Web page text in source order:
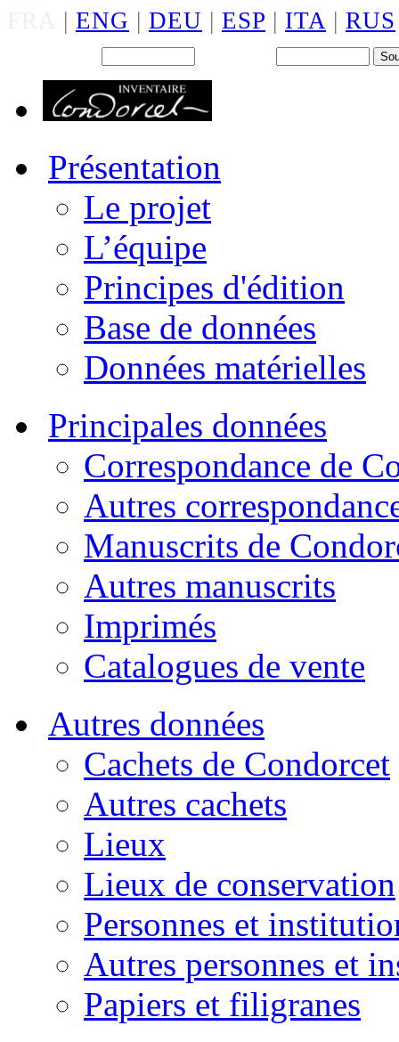
| ENG | DEU | ESP | ITA | RUS
Présentation
Le projet
L’équipe
Principes d'édition
Base de données
Données matérielles
Principales données
Correspondance de
Autres
Manuscrits de
Autres manuscrits
Imprimés
Catalogues de vente
Autres données
Cachets de Condorcet
Autres cachets
Lieux
Lieux de conservation
Personnes et
Autres personnes et
Papiers et filigranes